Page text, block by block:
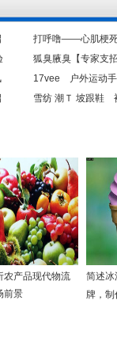
打呼噜——心肌梗
狐臭腋臭【专家支
17vee 户外运动
雪纺 潮Ｔ 坡跟鞋
农产品现代物流
前景
简述冰
牌，制